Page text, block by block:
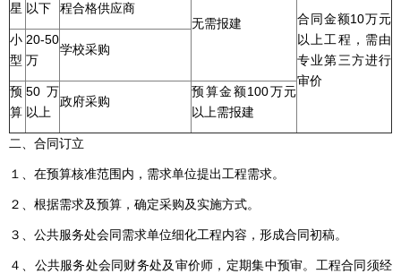
星 以下
程合格供应商
无需报建
合同金额10万元
以上工程，需由
专业第三方进行
审价
小
型
20-50
万
学校采购
预
算
50万
以上
政府采购
预算金额100万元
以上需报建
二、合同订立
１、在预算核准范围内，需求单位提出工程需求。
２、根据需求及预算，确定采购及实施方式。
３、公共服务处会同需求单位细化工程内容，形成合同初稿。
４、公共服务处会同财务处及审价师，定期集中预审。工程合同须经